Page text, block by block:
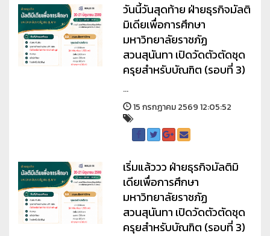
วันนี้วันสุดท้าย ฝ่ายธุรกิจมัลติ
มิเดียเพื่อการศึกษา
มหาวิทยาลัยราชภัฏ
สวนสุนันทา เปิดวัดตัวตัดชุด
ครุยสำหรับบัณฑิต (รอบที่ 3)
...
15 กรกฏาคม 2569 12:05:52
เริ่มแล้ววว ฝ่ายธุรกิจมัลติมิ
เดียเพื่อการศึกษา
มหาวิทยาลัยราชภัฏ
สวนสุนันทา เปิดวัดตัวตัดชุด
ครุยสำหรับบัณฑิต (รอบที่ 3)